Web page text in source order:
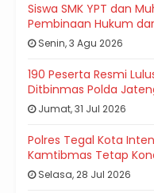
Siswa SMK YPT dan
Pembinaan Hukum
Senin, 3 Agu 2026
190 Peserta Resmi
Ditbinmas Polda
Jumat, 31 Jul 2026
Polres Tegal Kota
Kamtibmas Tetap
Selasa, 28 Jul 2026